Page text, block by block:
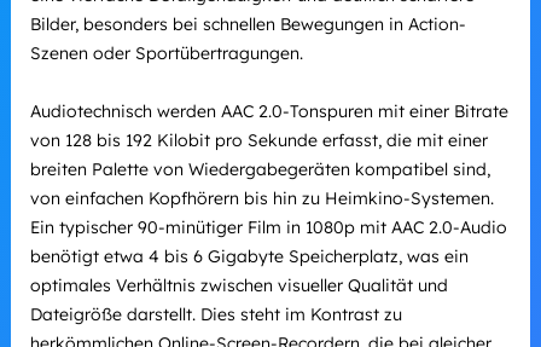
Bilder, besonders bei schnellen Bewegungen in Action-
Szenen oder Sportübertragungen.
Audiotechnisch werden AAC 2.0-Tonspuren mit einer Bitrate
von 128 bis 192 Kilobit pro Sekunde erfasst, die mit einer
breiten Palette von Wiedergabegeräten kompatibel sind,
von einfachen Kopfhörern bis hin zu Heimkino-Systemen.
Ein typischer 90-minütiger Film in 1080p mit AAC 2.0-Audio
benötigt etwa 4 bis 6 Gigabyte Speicherplatz, was ein
optimales Verhältnis zwischen visueller Qualität und
Dateigröße darstellt. Dies steht im Kontrast zu